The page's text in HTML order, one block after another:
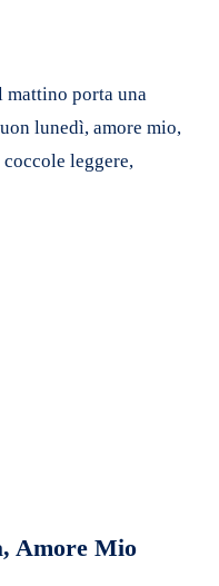
mattino porta una
lunedì, amore mio,
leggere,
Amore Mio